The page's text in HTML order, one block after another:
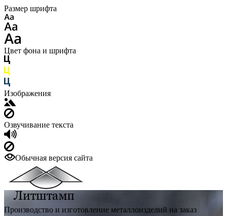
Размер шрифта
Цвет фона и шрифта
Изображения
Озвучивание текста
Обычная версия сайта
Производство и изготовление металлоизделий на заказ